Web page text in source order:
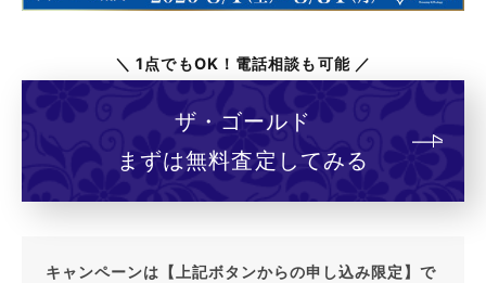
＼ 1点でもOK！電話相談も可能 ／
ザ・ゴールド
まずは無料査定してみる
キャンペーンは【上記ボタンからの申し込み限定】で